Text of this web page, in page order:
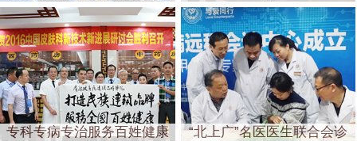
专科专病专治服务百姓健康 “北上广”名医医生联合会诊